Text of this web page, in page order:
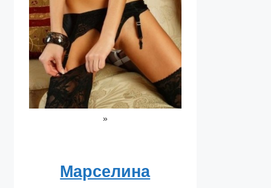
»
Марселина